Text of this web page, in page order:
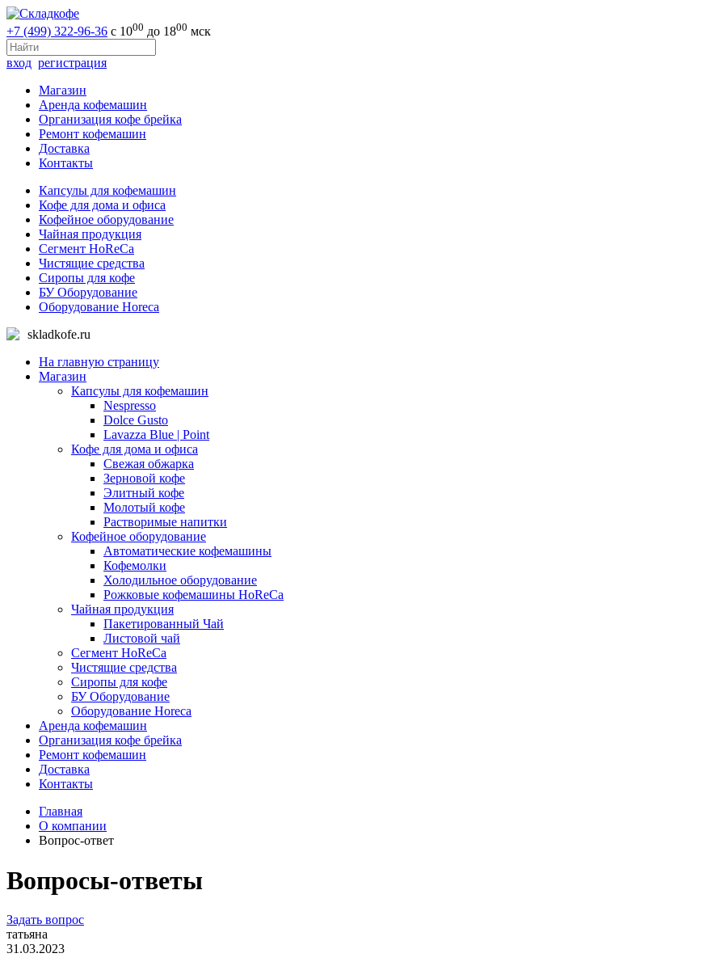
+7 (499) 322-96-36 с 1000 до 1800 мск
вход регистрация
Магазин
Аренда кофемашин
Организация кофе брейка
Ремонт кофемашин
Доставка
Контакты
Капсулы для кофемашин
Кофе для дома и офиса
Кофейное оборудование
Чайная продукция
Сегмент HoReCa
Чистящие средства
Сиропы для кофе
БУ Оборудование
Оборудование Horeca
skladkofe.ru
На главную страницу
Магазин
Капсулы для кофемашин
Nespresso
Dolce Gusto
Lavazza Blue | Point
Кофе для дома и офиса
Свежая обжарка
Зерновой кофе
Элитный кофе
Молотый кофе
Растворимые напитки
Кофейное оборудование
Автоматические кофемашины
Кофемолки
Холодильное оборудование
Рожковые кофемашины HoReCa
Чайная продукция
Пакетированный Чай
Листовой чай
Сегмент HoReCa
Чистящие средства
Сиропы для кофе
БУ Оборудование
Оборудование Horeca
Аренда кофемашин
Организация кофе брейка
Ремонт кофемашин
Доставка
Контакты
Главная
О компании
Вопрос-ответ
Вопросы-ответы
Задать вопрос
татьяна
31.03.2023